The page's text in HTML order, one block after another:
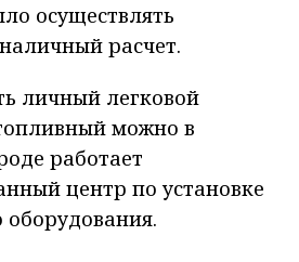
осуществлять
расчет.
личный легковой
можно в
работает
центр по установке
оборудования.